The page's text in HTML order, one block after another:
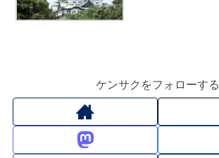
ケンサクをフォローする